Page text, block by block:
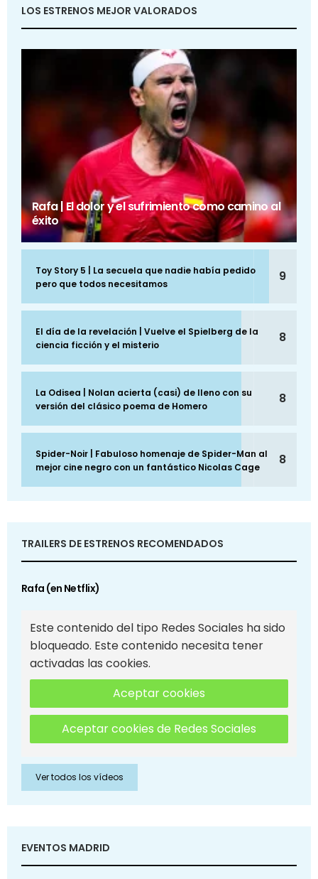
LOS ESTRENOS MEJOR VALORADOS
Rafa | El dolor y el sufrimiento como camino al
éxito
Toy Story 5 | La secuela que nadie había pedido
pero que todos necesitamos
9
El día de la revelación | Vuelve el Spielberg de la
ciencia ficción y el misterio
8
La Odisea | Nolan acierta (casi) de lleno con su
versión del clásico poema de Homero
8
Spider-Noir | Fabuloso homenaje de Spider-Man al
mejor cine negro con un fantástico Nicolas Cage
8
TRAILERS DE ESTRENOS RECOMENDADOS
Rafa (en Netflix)
Este contenido del tipo Redes Sociales ha sido
bloqueado. Este contenido necesita tener
activadas las cookies.
Aceptar cookies
Aceptar cookies de Redes Sociales
Ver todos los vídeos
EVENTOS MADRID